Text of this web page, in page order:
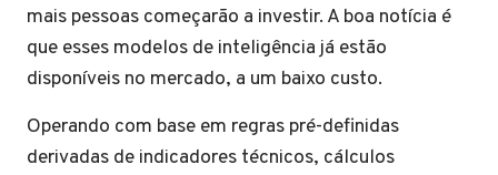
mais pessoas começarão a investir. A boa notícia é
que esses modelos de inteligência já estão
disponíveis no mercado, a um baixo custo.
Operando com base em regras pré-definidas
derivadas de indicadores técnicos, cálculos